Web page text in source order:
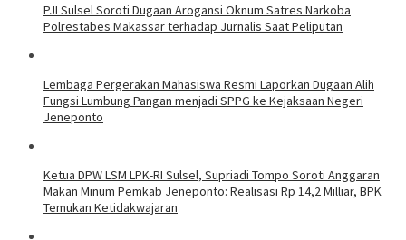
PJI Sulsel Soroti Dugaan Arogansi Oknum Satres Narkoba
Polrestabes Makassar terhadap Jurnalis Saat Peliputan
Lembaga Pergerakan Mahasiswa Resmi Laporkan Dugaan Alih
Fungsi Lumbung Pangan menjadi SPPG ke Kejaksaan Negeri
Jeneponto
Ketua DPW LSM LPK-RI Sulsel, Supriadi Tompo Soroti Anggaran
Makan Minum Pemkab Jeneponto: Realisasi Rp 14,2 Milliar, BPK
Temukan Ketidakwajaran